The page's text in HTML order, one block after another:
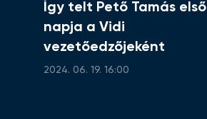
Így telt Pető Tamás első
napja a Vidi
vezetőedzőjeként
2024. 06. 19. 16:00